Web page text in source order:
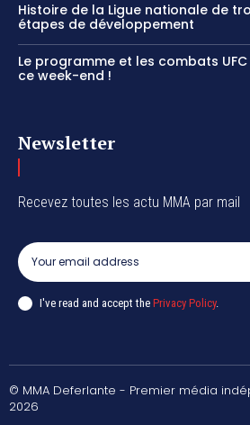
Histoire de la Ligue nationale de
étapes de développement
Le programme et les combats
ce week-end !
Newsletter
Recevez toutes les actu MMA par mail
I've read and accept the Privacy Policy.
© MMA Deferlante - Premier média
2026